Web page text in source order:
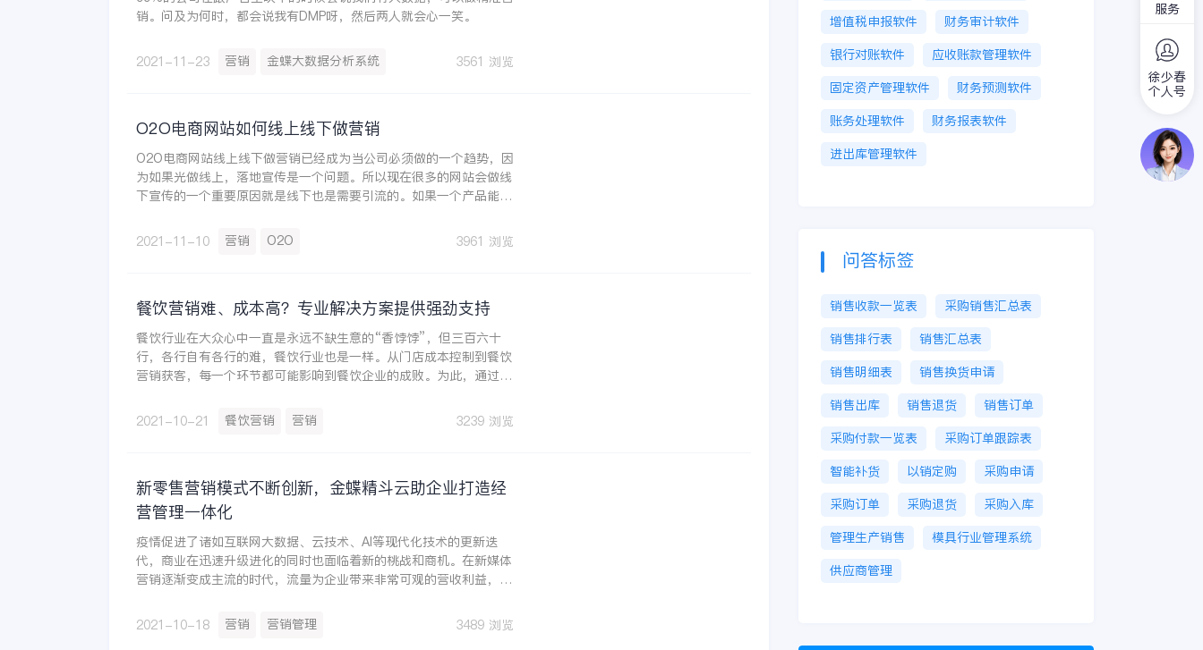
销。问及为何时，都会说我有DMP呀，然后两人就会心一笑。
2021-11-23 营销 金蝶大数据分析系统 3561 浏览
O2O电商网站如何线上线下做营销
O2O电商网站线上线下做营销已经成为当公司必须做的一个趋势，因
为如果光做线上，落地宣传是一个问题。所以现在很多的网站会做线
下宣传的一个重要原因就是线下也是需要引流的。如果一个产品能够
个问题，那就是线上必须有足够多的流量。然后线下能够给客户带来
2021-11-10 营销 O2O 3961 浏览
餐饮营销难、成本高？专业解决方案提供强劲支持
餐饮行业在大众心中一直是永远不缺生意的“香饽饽”，但三百六十
行，各行自有各行的难，餐饮行业也是一样。从门店成本控制到餐饮
营销获客，每一个环节都可能影响到餐饮企业的成败。为此，通过更
2021-10-21
餐饮营销 营销 3239 浏览
新零售营销模式不断创新，金蝶精斗云助企业打造经
营管理一体化
疫情促进了诸如互联网大数据、云技术、AI等现代化技术的更新迭
代，商业在迅速升级进化的同时也面临着新的桃战和商机。在新媒体
营销逐渐变成主流的时代，流量为企业带来非常可观的营收利益，促
2021-10-18
营销 营销管理 3489 浏览
增值税申报软件
财务审计软件
银行对账软件
应收账款管理软件
固定资产管理软件
财务预测软件
账务处理软件
财务报表软件
进出库管理软件
问答标签
销售收款一览表
采购销售汇总表
销售排行表
销售汇总表
销售明细表
销售换货申请
销售出库
销售退货
销售订单
采购付款一览表
采购订单跟踪表
智能补货
以销定购
采购申请
采购订单
采购退货
采购入库
管理生产销售
模具行业管理系统
供应商管理
服务
徐少春
个人号